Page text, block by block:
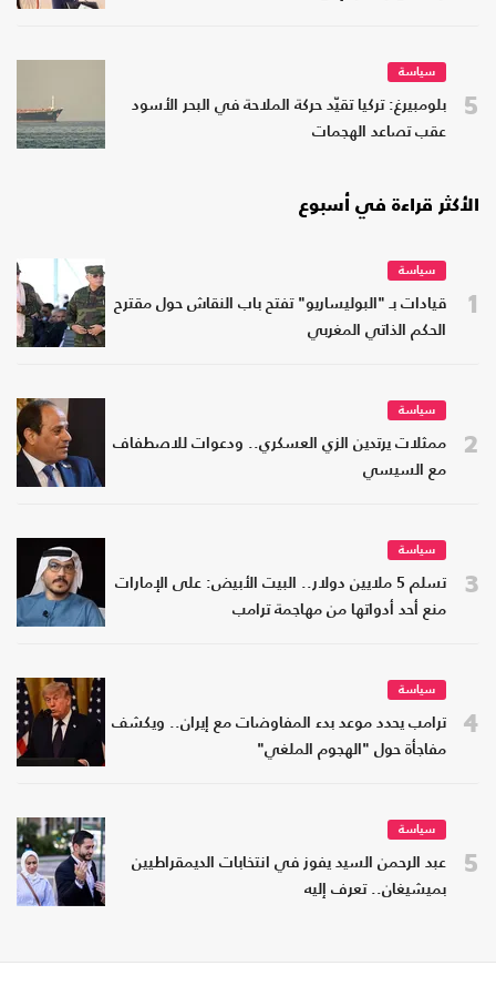
5
سياسة
بلومبيرغ: تركيا تقيّد حركة الملاحة في البحر الأسود
عقب تصاعد الهجمات
الأكثر قراءة في أسبوع
1
سياسة
قيادات بـ "البوليساريو" تفتح باب النقاش حول مقترح
الحكم الذاتي المغربي
2
سياسة
ممثلات يرتدين الزي العسكري.. ودعوات للاصطفاف
مع السيسي
3
سياسة
تسلم 5 ملايين دولار.. البيت الأبيض: على الإمارات
منع أحد أدواتها من مهاجمة ترامب
4
سياسة
ترامب يحدد موعد بدء المفاوضات مع إيران.. ويكشف
مفاجأة حول "الهجوم الملغي"
5
سياسة
عبد الرحمن السيد يفوز في انتخابات الديمقراطيين
بميشيغان.. تعرف إليه